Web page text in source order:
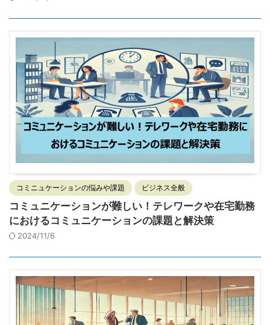
コミニュケーションの悩みや課題 ビジネス全般
コミュニケーションが難しい！テレワークや在宅勤務
におけるコミュニケーションの課題と解決策
2024/11/6